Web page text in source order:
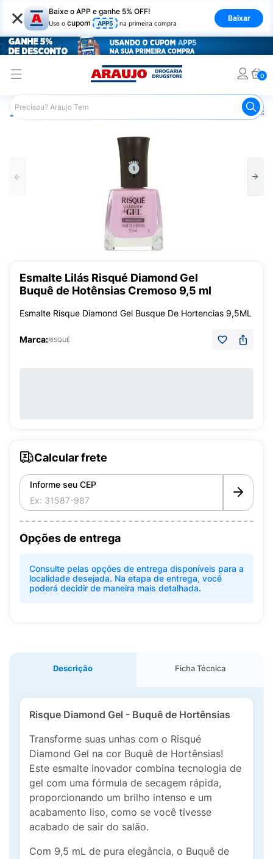
× Baixe o APP e ganhe 5% OFF!
Use o cupom APP5 na primeira compra
Baixar
0
Araujo Beleza e Cuidados
Esmalte Lilás Risqué Diamond Gel
Buquê de Hotênsias Cremoso 9,5 ml
Esmalte Risque Diamond Gel Busque De Hortencias 9,5ML
Marca:RISQUÉ
Calcular frete
Informe seu CEP
Opções de entrega
Consulte pelas opções de entrega disponíveis para a
localidade desejada. Na etapa de entrega, você
poderá decidir de maneira mais detalhada.
Descrição Ficha Técnica
Risque Diamond Gel - Buquê de Hortênsias
Transforme suas unhas com o Risqué
Diamond Gel na cor Buquê de Hortênsias!
Este esmalte inovador combina tecnologia de
gel com uma fórmula de secagem rápida,
proporcionando um brilho intenso e um
acabamento liso, como se você tivesse
acabado de sair do salão.
Com 9,5 mL de pura elegância, o Buquê de